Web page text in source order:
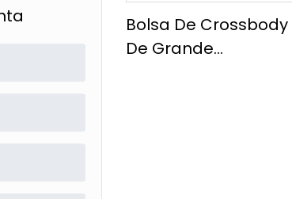
Bolsa De Crossbody
De Grande